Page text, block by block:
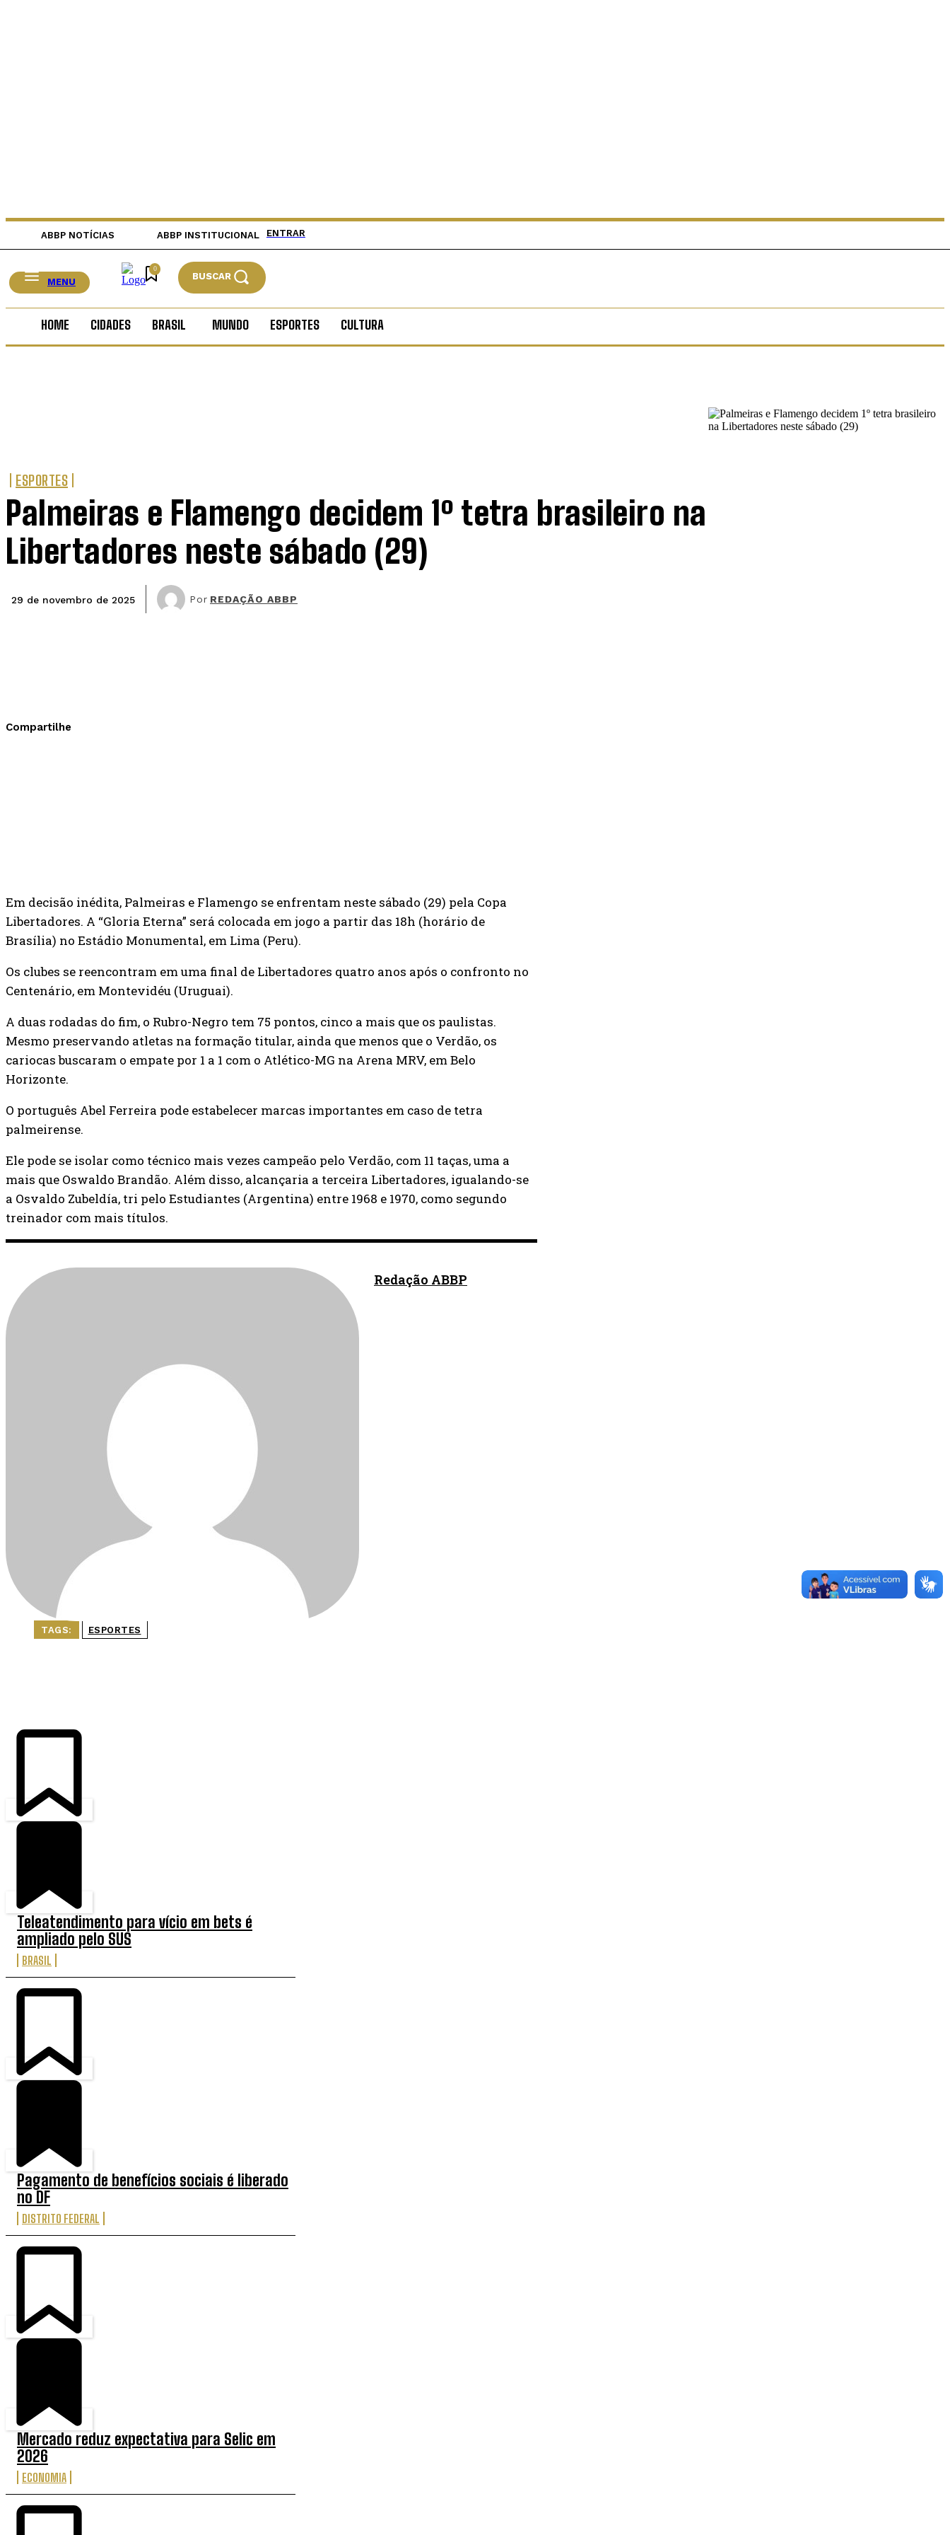
ABBP NOTÍCIAS ABBP INSTITUCIONAL ENTRAR
MENU
0
BUSCAR
HOME CIDADES BRASIL MUNDO ESPORTES CULTURA
ESPORTES
Palmeiras e Flamengo decidem 1º tetra brasileiro na
Libertadores neste sábado (29)
29 de novembro de 2025 Por REDAÇÃO ABBP
Compartilhe
Em decisão inédita, Palmeiras e Flamengo se enfrentam neste sábado (29) pela Copa
Libertadores. A “Gloria Eterna” será colocada em jogo a partir das 18h (horário de
Brasília) no Estádio Monumental, em Lima (Peru).
Os clubes se reencontram em uma final de Libertadores quatro anos após o confronto no
Centenário, em Montevidéu (Uruguai).
A duas rodadas do fim, o Rubro-Negro tem 75 pontos, cinco a mais que os paulistas.
Mesmo preservando atletas na formação titular, ainda que menos que o Verdão, os
cariocas buscaram o empate por 1 a 1 com o Atlético-MG na Arena MRV, em Belo
Horizonte.
O português Abel Ferreira pode estabelecer marcas importantes em caso de tetra
palmeirense.
Ele pode se isolar como técnico mais vezes campeão pelo Verdão, com 11 taças, uma a
mais que Oswaldo Brandão. Além disso, alcançaria a terceira Libertadores, igualando-se
a Osvaldo Zubeldía, tri pelo Estudiantes (Argentina) entre 1968 e 1970, como segundo
treinador com mais títulos.
Redação ABBP
TAGS: ESPORTES
Teleatendimento para vício em bets é
ampliado pelo SUS
BRASIL
Pagamento de benefícios sociais é liberado
no DF
DISTRITO FEDERAL
Mercado reduz expectativa para Selic em
2026
ECONOMIA